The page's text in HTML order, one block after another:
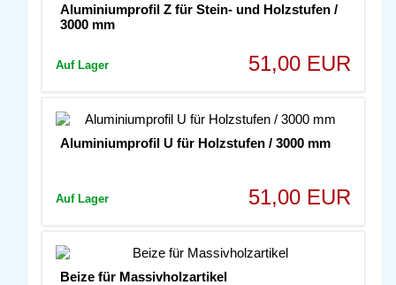
Aluminiumprofil Z für Stein- und Holzstufen /
3000 mm
Auf Lager 51,00 EUR
Aluminiumprofil U für Holzstufen / 3000 mm
Auf Lager 51,00 EUR
Beize für Massivholzartikel